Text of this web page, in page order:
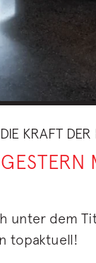
KRAFT
unter dem
topaktuell!